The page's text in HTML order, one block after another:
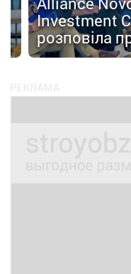
Investment
розповіла